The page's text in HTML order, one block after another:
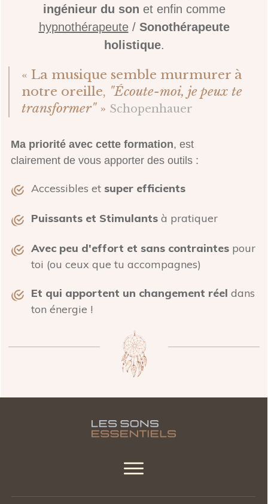
ingénieur du son et enfin comme
hypnothérapeute/ Sonothérapeute
holistique.
« La musique semble murmurer à
notre oreille, "Écoute-moi, je peux te
transformer"» Schopenhauer
Ma priorité avec cette formation, est
clairement de vous apporter des outils :
Accessibles et super efficients
Puissants et Stimulants à pratiquer
Avec peu d'effort et sans contraintes pour
toi (ou ceux que tu accompagnes)
Et qui apportent un changement réel dans
ton énergie !